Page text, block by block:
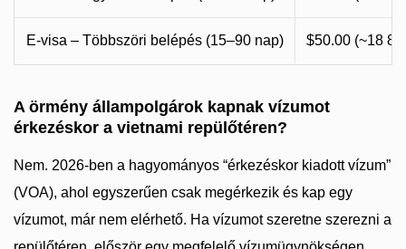
E-visa – Többszöri belépés (15–90 nap) $50.00 (~18
A örmény állampolgárok kapnak vízumot
érkezéskor a vietnami repülőtéren?
Nem. 2026-ben a hagyományos “érkezéskor kiadott vízum”
(VOA), ahol egyszerűen csak megérkezik és kap egy
vízumot, már nem elérhető. Ha vízumot szeretne szerezni a